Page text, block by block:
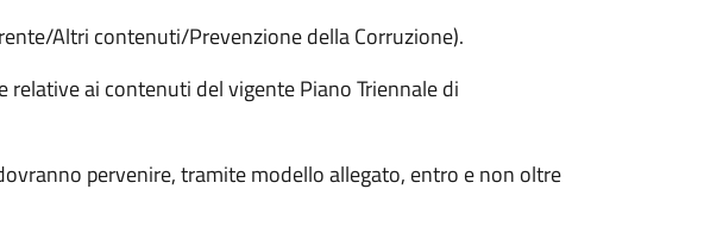
Altri contenuti/Prevenzione della Corruzione).
ai contenuti del vigente Piano Triennale di
pervenire, tramite modello allegato, entro e non oltre